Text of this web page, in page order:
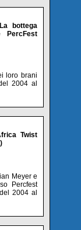
bottega
PercFest
loro brani
2004 al
Twist
Meyer e
Percfest
2004 al